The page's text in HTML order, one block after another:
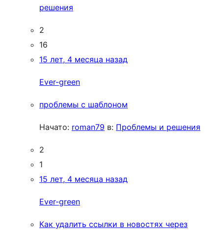
решения
2
16
15 лет, 4 месяца назад
Ever-green
проблемы с шаблоном
Начато: roman79 в: Проблемы и решения
2
1
15 лет, 4 месяца назад
Ever-green
Как удалить ссылки в новостях через